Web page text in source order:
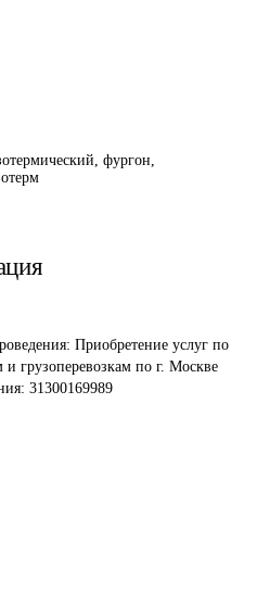
фургон,
Приобретение услуг по
грузоперевозкам по г. Москве
31300169989